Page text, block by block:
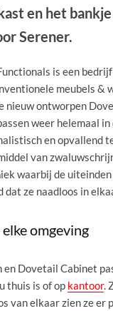
en het
Serener.
is een
meubels &
nieuw ontworpen
weer helemaal
en opvallend
van
waarbij de
dat ze naadloos in
omgeving
en Dovetail Cabinet
thuis is of op kantoor.
van elkaar zien ze er